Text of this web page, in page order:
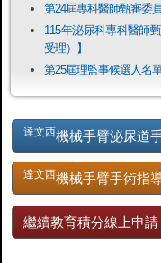
第24屆專科醫師甄審委
115年泌尿科專科醫師
受理）】
第25屆理監事候選人名
達文西機械手臂泌尿道
達文西機械手臂手術指
繼續教育積分線上申請